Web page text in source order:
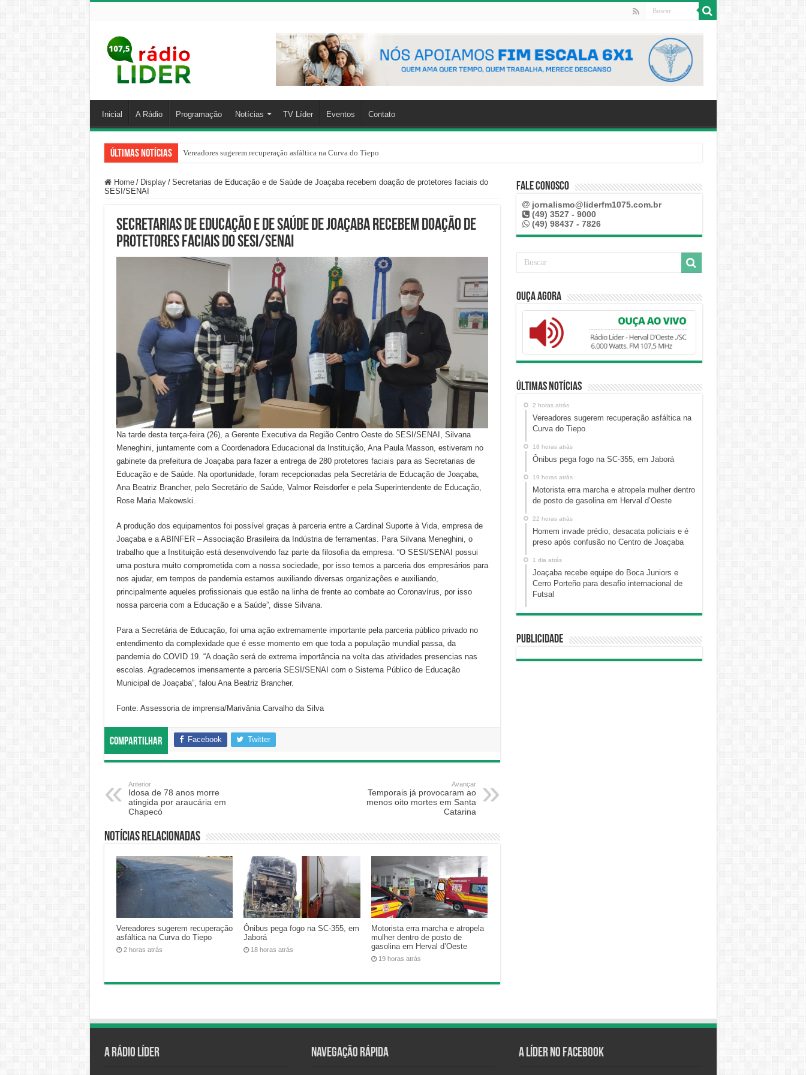
Inicial A Rádio Programação Notícias TV Líder Eventos Contato
Últimas Notícias Vereadores sugerem recuperação asfáltica na Curva do Tiepo
Home / Display / Secretarias de Educação e de Saúde de Joaçaba recebem doação de protetores faciais do
SESI/SENAI
Secretarias de Educação e de Saúde de Joaçaba recebem doação de
protetores faciais do SESI/SENAI
Na tarde desta terça-feira (26), a Gerente Executiva da Região Centro Oeste do SESI/SENAI, Silvana
Meneghini, juntamente com a Coordenadora Educacional da Instituição, Ana Paula Masson, estiveram no
gabinete da prefeitura de Joaçaba para fazer a entrega de 280 protetores faciais para as Secretarias de
Educação e de Saúde. Na oportunidade, foram recepcionadas pela Secretária de Educação de Joaçaba,
Ana Beatriz Brancher, pelo Secretário de Saúde, Valmor Reisdorfer e pela Superintendente de Educação,
Rose Maria Makowski.
A produção dos equipamentos foi possível graças à parceria entre a Cardinal Suporte à Vida, empresa de
Joaçaba e a ABINFER – Associação Brasileira da Indústria de ferramentas. Para Silvana Meneghini, o
trabalho que a Instituição está desenvolvendo faz parte da filosofia da empresa. “O SESI/SENAI possui
uma postura muito comprometida com a nossa sociedade, por isso temos a parceria dos empresários para
nos ajudar, em tempos de pandemia estamos auxiliando diversas organizações e auxiliando,
principalmente aqueles profissionais que estão na linha de frente ao combate ao Coronavírus, por isso
nossa parceria com a Educação e a Saúde”, disse Silvana.
Para a Secretária de Educação, foi uma ação extremamente importante pela parceria público privado no
entendimento da complexidade que é esse momento em que toda a população mundial passa, da
pandemia do COVID 19. “A doação será de extrema importância na volta das atividades presencias nas
escolas. Agradecemos imensamente a parceria SESI/SENAI com o Sistema Público de Educação
Municipal de Joaçaba”, falou Ana Beatriz Brancher.
Fonte: Assessoria de imprensa/Marivânia Carvalho da Silva
Compartilhar Facebook Twitter
Anterior
Idosa de 78 anos morre
atingida por araucária em
Chapecó
Avançar
Temporais já provocaram ao
menos oito mortes em Santa
Catarina
Notícias relacionadas
Vereadores sugerem recuperação
asfáltica na Curva do Tiepo
2 horas atrás
Ônibus pega fogo na SC-355, em
Jaborá
18 horas atrás
Motorista erra marcha e atropela
mulher dentro de posto de
gasolina em Herval d’Oeste
19 horas atrás
Fale Conosco
jornalismo@liderfm1075.com.br
(49) 3527 - 9000
(49) 98437 - 7826
Ouça Agora
Últimas Notícias
2 horas atrás
Vereadores sugerem recuperação asfáltica na
Curva do Tiepo
18 horas atrás
Ônibus pega fogo na SC-355, em Jaborá
19 horas atrás
Motorista erra marcha e atropela mulher dentro
de posto de gasolina em Herval d’Oeste
22 horas atrás
Homem invade prédio, desacata policiais e é
preso após confusão no Centro de Joaçaba
1 dia atrás
Joaçaba recebe equipe do Boca Juniors e
Cerro Porteño para desafio internacional de
Futsal
Publicidade
A Rádio Líder Navegação Rápida A Líder no Facebook